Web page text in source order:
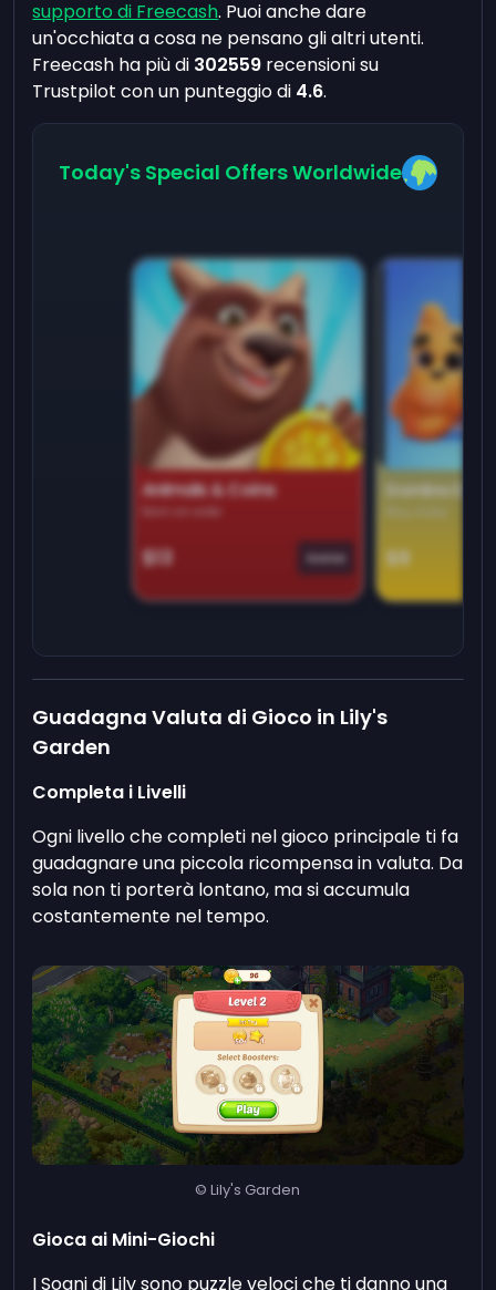
supporto di Freecash. Puoi anche dare
un'occhiata a cosa ne pensano gli altri utenti.
Freecash ha più di 302559 recensioni su
Trustpilot con un punteggio di 4.6.
Today's Special Offers Worldwide
Animals & Coins
Earn on side
$13 Game
Domino
$9
Guadagna Valuta di Gioco in Lily's
Garden
Completa i Livelli
Ogni livello che completi nel gioco principale ti fa
guadagnare una piccola ricompensa in valuta. Da
sola non ti porterà lontano, ma si accumula
costantemente nel tempo.
© Lily's Garden
Gioca ai Mini-Giochi
I Sogni di Lily sono puzzle veloci che ti danno una